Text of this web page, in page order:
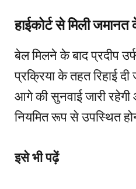
हाईकोर्ट से मिली
बेल मिलने के बाद प्रदीप
प्रक्रिया के तहत रिहाई दी
आगे की सुनवाई जारी
नियमित रूप से उपस्थित
इसे भी पढ़ें